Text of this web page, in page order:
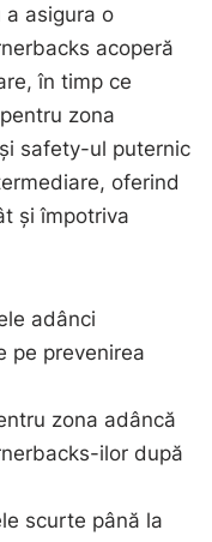
asigura o
acoperă
în timp ce
zona
safety-ul puternic
oferind
și împotriva
adânci
pe prevenirea
zona adâncă
ilor după
scurte până la